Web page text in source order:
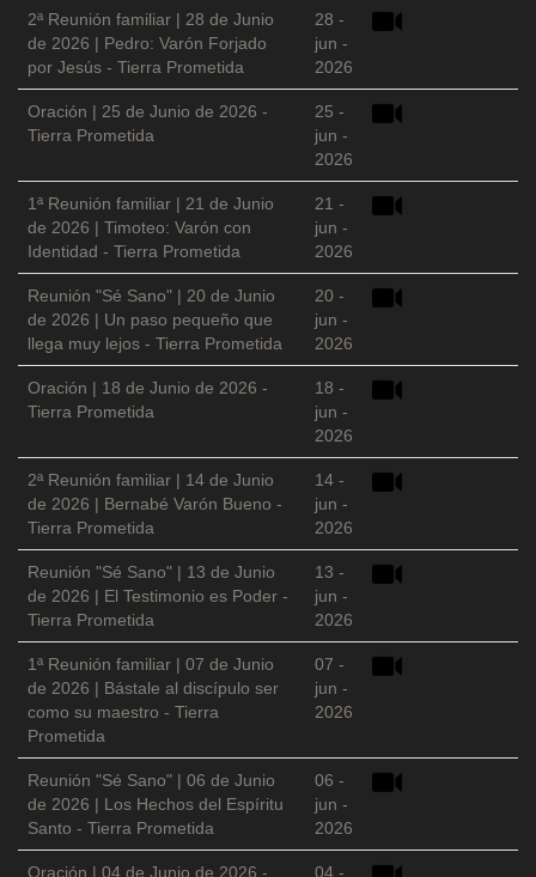
2ª Reunión familiar | 28 de Junio
de 2026 | Pedro: Varón Forjado
por Jesús - Tierra Prometida
28 -
jun -
2026
Oración | 25 de Junio de 2026 -
Tierra Prometida
25 -
jun -
2026
1ª Reunión familiar | 21 de Junio
de 2026 | Timoteo: Varón con
Identidad - Tierra Prometida
21 -
jun -
2026
Reunión "Sé Sano" | 20 de Junio
de 2026 | Un paso pequeño que
llega muy lejos - Tierra Prometida
20 -
jun -
2026
Oración | 18 de Junio de 2026 -
Tierra Prometida
18 -
jun -
2026
2ª Reunión familiar | 14 de Junio
de 2026 | Bernabé Varón Bueno -
Tierra Prometida
14 -
jun -
2026
Reunión "Sé Sano" | 13 de Junio
de 2026 | El Testimonio es Poder -
Tierra Prometida
13 -
jun -
2026
1ª Reunión familiar | 07 de Junio
de 2026 | Bástale al discípulo ser
como su maestro - Tierra
Prometida
07 -
jun -
2026
Reunión "Sé Sano" | 06 de Junio
de 2026 | Los Hechos del Espíritu
Santo - Tierra Prometida
06 -
jun -
2026
Oración | 04 de Junio de 2026 -
04 -